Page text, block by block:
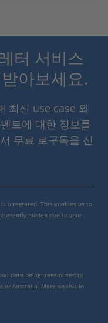
터 서비스
아보세요.
최신 use case 와
트에 대한 정보를
무료 로구독을 신
integrated. This enables us to
hidden due to your
data being transmitted to
or Australia. More on this in